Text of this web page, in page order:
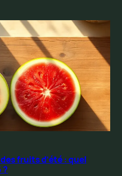
fruits d’été : quel
?